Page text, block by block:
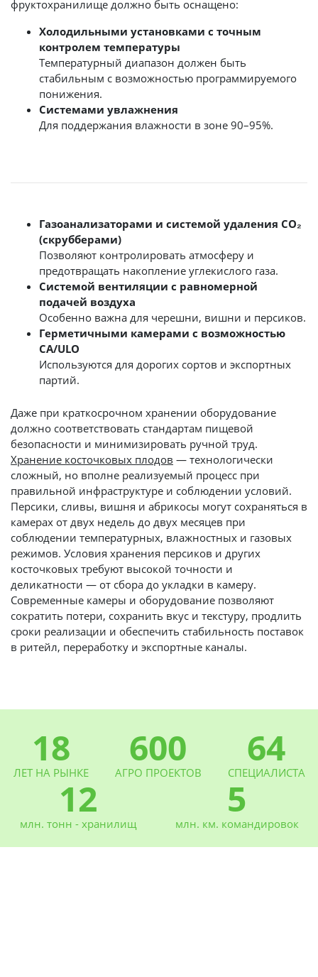
фруктохранилище должно быть оснащено:
Холодильными установками с точным
контролем температуры
Температурный диапазон должен быть
стабильным с возможностью программируемого
понижения.
Системами увлажнения
Для поддержания влажности в зоне 90–95%.
Газоанализаторами и системой удаления CO₂
(скрубберами)
Позволяют контролировать атмосферу и
предотвращать накопление углекислого газа.
Системой вентиляции с равномерной
подачей воздуха
Особенно важна для черешни, вишни и персиков.
Герметичными камерами с возможностью
CA/ULO
Используются для дорогих сортов и экспортных
партий.
Даже при краткосрочном хранении оборудование
должно соответствовать стандартам пищевой
безопасности и минимизировать ручной труд.
Хранение косточковых плодов — технологически
сложный, но вполне реализуемый процесс при
правильной инфраструктуре и соблюдении условий.
Персики, сливы, вишня и абрикосы могут сохраняться в
камерах от двух недель до двух месяцев при
соблюдении температурных, влажностных и газовых
режимов. Условия хранения персиков и других
косточковых требуют высокой точности и
деликатности — от сбора до укладки в камеру.
Современные камеры и оборудование позволяют
сократить потери, сохранить вкус и текстуру, продлить
сроки реализации и обеспечить стабильность поставок
в ритейл, переработку и экспортные каналы.
18
ЛЕТ НА РЫНКЕ
600
АГРО ПРОЕКТОВ
64
СПЕЦИАЛИСТА
12
млн. тонн - хранилищ
5
млн. км. командировок